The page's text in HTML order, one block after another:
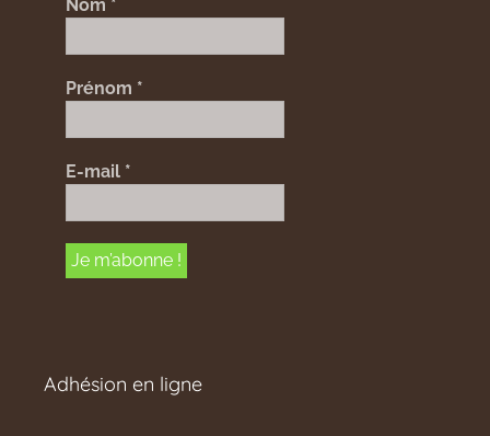
Nom *
Prénom *
E-mail *
Adhésion en ligne